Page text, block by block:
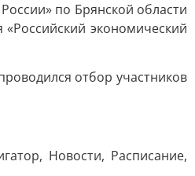
по Брянской области
экономический
отбор участников
Новости, Расписание,